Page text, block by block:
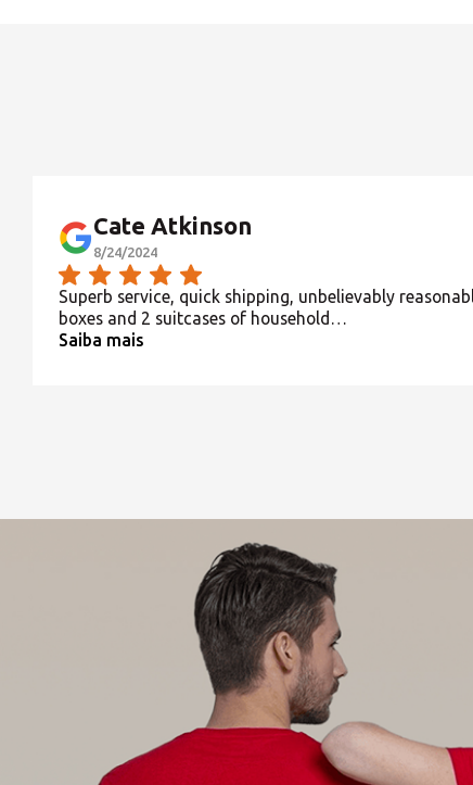
Cate Atkinson
8/24/2024
Superb service, quick shipping, unbelievably
boxes and 2 suitcases of household…
Saiba mais